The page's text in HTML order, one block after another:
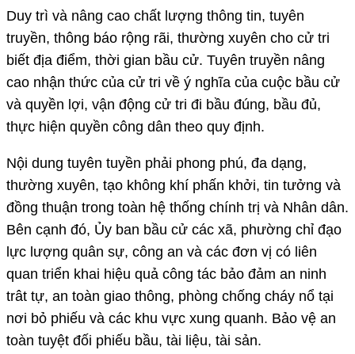
Duy trì và nâng cao chất lượng thông tin, tuyên
truyền, thông báo rộng rãi, thường xuyên cho cử tri
biết địa điểm, thời gian bầu cử. Tuyên truyền nâng
cao nhận thức của cử tri về ý nghĩa của cuộc bầu cử
và quyền lợi, vận động cử tri đi bầu đúng, bầu đủ,
thực hiện quyền công dân theo quy định.
Nội dung tuyên tuyền phải phong phú, đa dạng,
thường xuyên, tạo không khí phấn khởi, tin tưởng và
đồng thuận trong toàn hệ thống chính trị và Nhân dân.
Bên cạnh đó, Ủy ban bầu cử các xã, phường chỉ đạo
lực lượng quân sự, công an và các đơn vị có liên
quan triển khai hiệu quả công tác bảo đảm an ninh
trât tự, an toàn giao thông, phòng chống cháy nổ tại
nơi bỏ phiếu và các khu vực xung quanh. Bảo vệ an
toàn tuyệt đối phiếu bầu, tài liệu, tài sản.